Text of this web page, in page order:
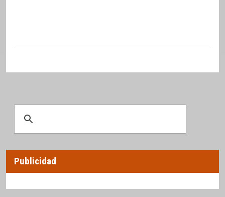
Publicidad